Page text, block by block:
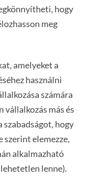
hogy
meg
amelyeket a
használni
számára
vállalkozás más és
szabadságot, hogy
szerint elemezze,
alkalmazható
lenne).